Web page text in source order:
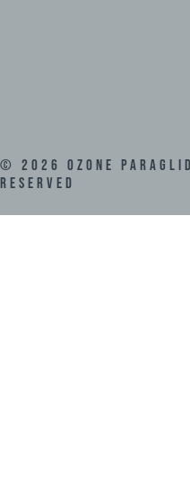
© 2026 Ozone
Reserved